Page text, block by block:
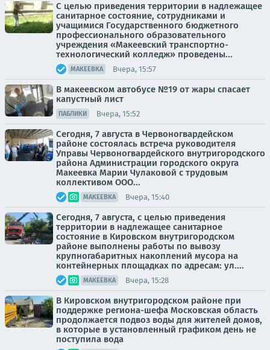
С целью приведения территории в надлежащее
санитарное состояние, сотрудниками и
учащимися Государственного бюджетного
профессионального образовательного
учреждения «Макеевский транспортно-
технологический колледж» проведены...
МАКЕЕВКА Вчера, 15:57
В макеевском автобусе №19 от жары спасает
капустный лист
ПАБЛИКИ Вчера, 15:52
Сегодня, 7 августа в Червоногвардейском
районе состоялась встреча руководителя
Управы Червоногвардейского внутригородского
района Администрации городского округа
Макеевка Марии Чулаковой с трудовым
коллективом ООО...
МАКЕЕВКА Вчера, 15:40
Сегодня, 7 августа, с целью приведения
территории в надлежащее санитарное
состояние в Кировском внутригородском
районе выполнены работы по вывозу
крупногабаритных накоплений мусора на
контейнерных площадках по адресам: ул....
МАКЕЕВКА Вчера, 15:28
В Кировском внутригородском районе при
поддержке региона-шефа Московская область
продолжается подвоз воды для жителей домов,
в которые в установленный графиком день не
поступила вода